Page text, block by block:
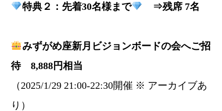
特典２：先着30名様まで ⇒残席 7名
みずがめ座新月ビジョンボードの会へご招
待 8,888円相当
（2025/1/29 21:00-22:30開催 ※ アーカイブあ
り）